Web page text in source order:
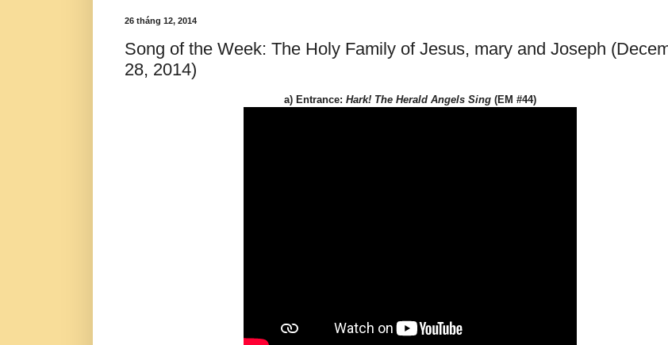
26 tháng 12, 2014
Song of the Week: The Holy Family of Jesus, mary and Joseph
28, 2014)
a) Entrance: Hark! The Herald Angels Sing (EM #44)